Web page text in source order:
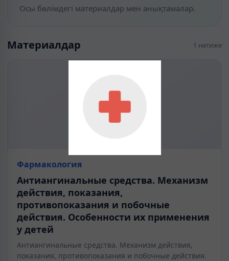
Осы бөлімдегі материалдар мен анықтамалар.
Материалдар 1 нәтиже
Фармакология
Антиангинальные средства. Механизм
действия, показания,
противопоказания и побочные
действия. Особенности их применения
у детей
Антиангинальные средства. Механизм действия,
показания, противопоказания и побочные действия.